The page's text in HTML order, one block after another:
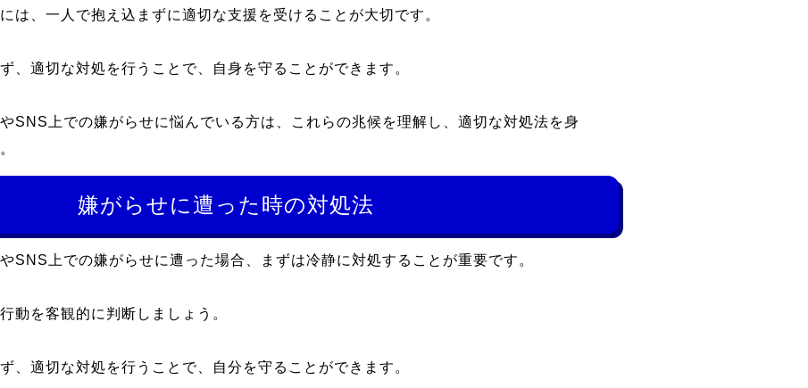
は、一人で抱え込まずに適切な支援を受けることが大切です。
、適切な対処を行うことで、自身を守ることができます。
SNS上での嫌がらせに悩んでいる方は、これらの兆候を理解し、適切な対処法を身
嫌がらせに遭った時の対処法
SNS上での嫌がらせに遭った場合、まずは冷静に対処することが重要です。
動を客観的に判断しましょう。
、適切な対処を行うことで、自分を守ることができます。